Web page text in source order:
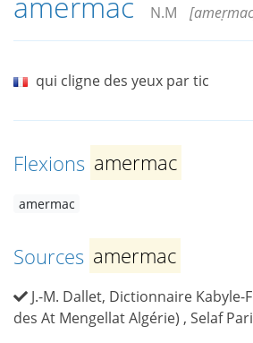
N.M
qui cligne des yeux par tic
Flexions amermac
amermac
Sources amermac
J.-M. Dallet, Dictionnaire Kabyle-
des At Mengellat Algérie) , Selaf